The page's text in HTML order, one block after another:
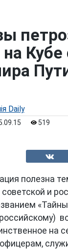
Daily
519
полезна
и
на